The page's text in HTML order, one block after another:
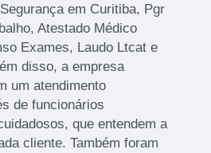
em Curitiba, Pgr
Atestado Médico
Exames, Laudo Ltcat e
disso, a empresa
um atendimento
de funcionários
que entendem a
cliente. Também foram